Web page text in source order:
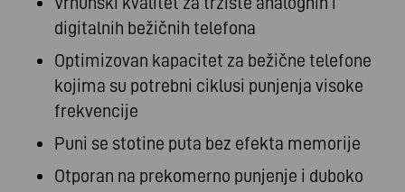
digitalnih bežičnih telefona
Optimizovan kapacitet za bežične telefone
kojima su potrebni ciklusi punjenja visoke
frekvencije
Puni se stotine puta bez efekta memorije
Otporan na prekomerno punjenje i duboko